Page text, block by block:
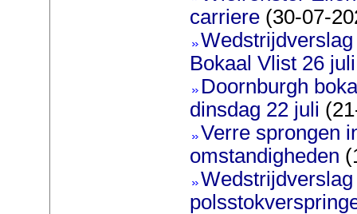
carriere (30-07-
Bokaal Vlist 26
Doornburgh
dinsdag 22 juli
Verre sprongen
omstandigheden